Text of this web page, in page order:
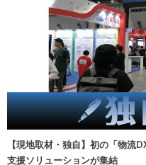
【現地取材・独自】初の「物流
支援ソリューションが集結